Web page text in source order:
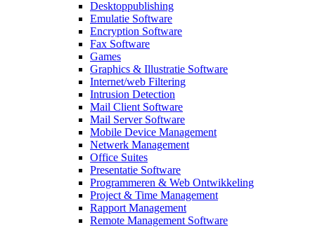
Desktoppublishing
Emulatie Software
Encryption Software
Fax Software
Games
Graphics & Illustratie Software
Internet/web Filtering
Intrusion Detection
Mail Client Software
Mail Server Software
Mobile Device Management
Netwerk Management
Office Suites
Presentatie Software
Programmeren & Web Ontwikkeling
Project & Time Management
Rapport Management
Remote Management Software